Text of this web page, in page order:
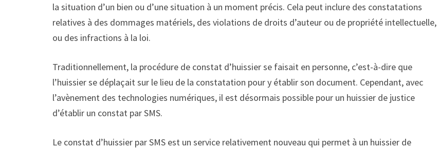
la situation d’un bien ou d’une situation à un moment précis. Cela peut inclure des constatations
relatives à des dommages matériels, des violations de droits d’auteur ou de propriété intellectuelle,
ou des infractions à la loi.
Traditionnellement, la procédure de constat d’huissier se faisait en personne, c’est-à-dire que
l’huissier se déplaçait sur le lieu de la constatation pour y établir son document. Cependant, avec
l’avènement des technologies numériques, il est désormais possible pour un huissier de justice
d’établir un constat par SMS.
Le constat d’huissier par SMS est un service relativement nouveau qui permet à un huissier de